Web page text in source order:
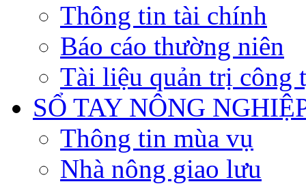
Thông tin tài chính
Báo cáo thường niên
Tài liệu quản trị công
SỔ TAY NÔNG
Thông tin mùa vụ
Nhà nông giao lưu